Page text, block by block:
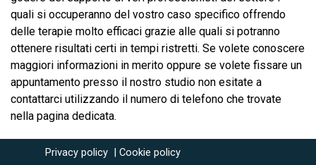
quali si occuperanno del vostro caso specifico offrendo
delle terapie molto efficaci grazie alle quali si potranno
ottenere risultati certi in tempi ristretti. Se volete conoscere
maggiori informazioni in merito oppure se volete fissare un
appuntamento presso il nostro studio non esitate a
contattarci utilizzando il numero di telefono che trovate
nella pagina dedicata.
Privacy policy | Cookie policy